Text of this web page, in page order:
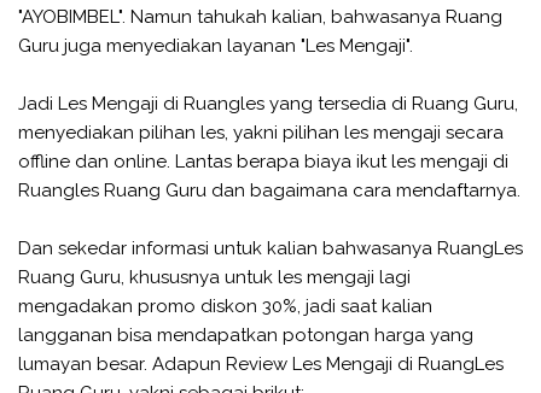
"AYOBIMBEL". Namun tahukah kalian, bahwasanya Ruang
Guru juga menyediakan layanan "Les Mengaji".
Jadi Les Mengaji di Ruangles yang tersedia di Ruang Guru,
menyediakan pilihan les, yakni pilihan les mengaji secara
offline dan online. Lantas berapa biaya ikut les mengaji di
Ruangles Ruang Guru dan bagaimana cara mendaftarnya.
Dan sekedar informasi untuk kalian bahwasanya RuangLes
Ruang Guru, khususnya untuk les mengaji lagi
mengadakan promo diskon 30%, jadi saat kalian
langganan bisa mendapatkan potongan harga yang
lumayan besar. Adapun Review Les Mengaji di RuangLes